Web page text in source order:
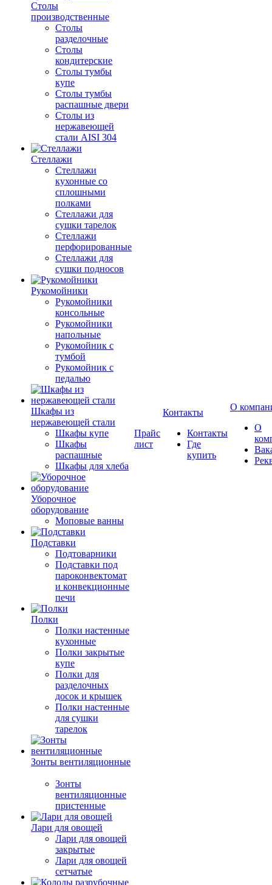
Столы
производственные
Столы
разделочные
Столы
кондитерские
Столы тумбы
купе
Столы тумбы
распашные двери
Столы из
нержавеющей
стали AISI 304
Стеллажи
Стеллажи
кухонные со
сплошными
полками
Стеллажи для
сушки тарелок
Стеллажи
перфорированные
Стеллажи для
сушки подносов
Рукомойники
Рукомойники
консольные
Рукомойники
напольные
Рукомойник с
тумбой
Рукомойник с
педалью
Шкафы из
нержавеющей стали
Шкафы купе
Шкафы
распашные
Шкафы для хлеба
Уборочное
оборудование
Моповые ванны
Подставки
Подтоварники
Подставки под
пароконвектомат
и конвекционные
печи
Полки
Полки настенные
кухонные
Полки закрытые
купе
Полки для
разделочных
досок и крышек
Полки настенные
для сушки
тарелок
Зонты вентиляционные
Зонты
вентиляционные
пристенные
Лари для овощей
Лари для овощей
закрытые
Лари для овощей
сетчатые
Прайс
лист
Контакты
Контакты
Где
купить
О
О